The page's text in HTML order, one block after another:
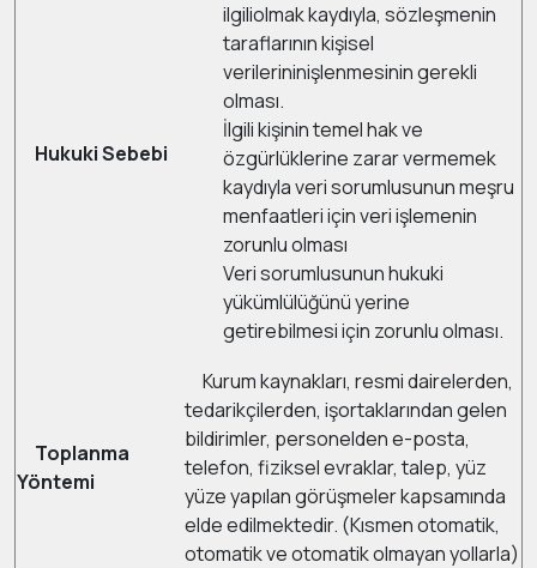
Hukuki Sebebi
ilgiliolmak kaydıyla, sözleşmenin
taraflarının kişisel
verilerininişlenmesinin gerekli
olması.
İlgili kişinin temel hak ve
özgürlüklerine zarar vermemek
kaydıyla veri sorumlusunun meşru
menfaatleri için veri işlemenin
zorunlu olması
Veri sorumlusunun hukuki
yükümlülüğünü yerine
getirebilmesi için zorunlu olması.
Toplanma
Yöntemi
Kurum kaynakları, resmi dairelerden,
tedarikçilerden, işortaklarından gelen
bildirimler, personelden e-posta,
telefon, fiziksel evraklar, talep, yüz
yüze yapılan görüşmeler kapsamında
elde edilmektedir. (Kısmen otomatik,
otomatik ve otomatik olmayan yollarla)